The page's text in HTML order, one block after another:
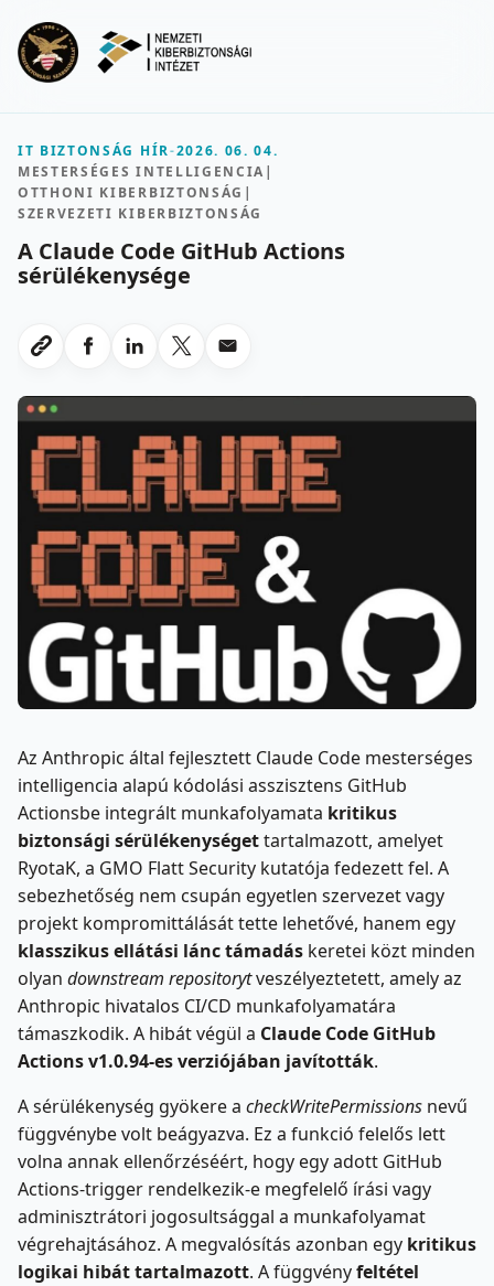
IT BIZTONSÁG HÍR-2026. 06. 04.
MESTERSÉGES INTELLIGENCIA |
OTTHONI KIBERBIZTONSÁG |
SZERVEZETI KIBERBIZTONSÁG
A Claude Code GitHub Actions
sérülékenysége
Link masolasa
Megosztas Facebookon
Megosztas LinkedInen
Megosztas X-en
Megosztas emailben
Az Anthropic által fejlesztett Claude Code mesterséges
intelligencia alapú kódolási asszisztens GitHub
Actionsbe integrált munkafolyamata kritikus
biztonsági sérülékenységettartalmazott, amelyet
RyotaK, a GMO Flatt Security kutatója fedezett fel. A
sebezhetőség nem csupán egyetlen szervezet vagy
projekt kompromittálását tette lehetővé, hanem egy
klasszikus ellátási lánc támadás keretei közt minden
olyan downstream repositorytveszélyeztetett, amely az
Anthropic hivatalos CI/CD munkafolyamatára
támaszkodik. A hibát végül a Claude Code GitHub
Actions v1.0.94-es verziójában javították.
A sérülékenység gyökere a checkWritePermissions nevű
függvénybe volt beágyazva. Ez a funkció felelős lett
volna annak ellenőrzéséért, hogy egy adott GitHub
Actions-trigger rendelkezik-e megfelelő írási vagy
adminisztrátori jogosultsággal a munkafolyamat
végrehajtásához. A megvalósítás azonban egy kritikus
logikai hibát tartalmazott. A függvényfeltétel